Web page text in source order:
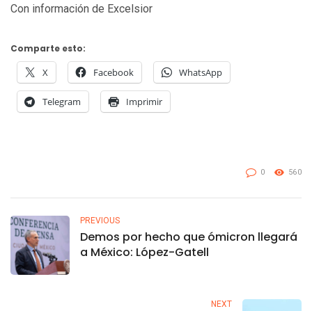
Con información de Excelsior
Comparte esto:
X Facebook WhatsApp
Telegram Imprimir
0 560
PREVIOUS
Demos por hecho que ómicron llegará
a México: López-Gatell
NEXT